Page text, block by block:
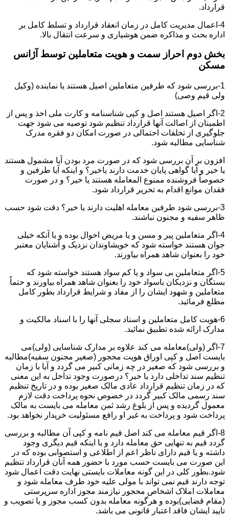
قرارداد.
4-اعمال مدیریت کامل در زمان انعقاد قرارداد و تسلط کامل بر
اداره بحث و مذاکره ضمن هوشیاری و سرعت انتقال بالا.
بخش دوم احراز سمت و هویت متعاملین توسط آژانس
مسکن
1-بررسی شود که طرفین متعاملین اصیل هستند یا نماینده (وکیل
ولی قیم وصی)
2-اگر اصیل هستند اصل و کپی شناسنامه و کارت ملی اخذ و پس از
اطمینان از اصالت آنها قرارداد تنظیم شود توصیه می شود جهت
جلوگیری از تخلفات احتمالی در صورت امکان دو فقره مدرک
شناسایی مطالبه شود.
افزون بر آن بررسی شود که در صورت مرد بودن آیا مشمول هستند
یا خیر و آیا گواهی پایان خدمت دارند یاخیر؟ و اینکه آیا طرفین و
خصوصاً فروشنده ممنوع المعامله هستند یا خیر؟ و در صورت
فقدان موانع اقدام به تحریر قرارداد شود.
3-بررسی شود طرفین معامله اهلیت دارند یا خیر؟ دقت شود حسب
ظاهر سفیه و مجنون نباشند.
4-اگر متعاملین پیر و مسن و یا مریض احوال بوده و یا آنکه خیلی
جوان هستند خواسته شود که خویشاوندان نزدیک و آشنایان معتبر
خود را بعنوان شاهد همراه بیاورند.
5-اگر متعاملین بی سواد و یا کم سواد هستند خواسته شود که
بستگان و نزدیکان باسواد خود را بعنوان شاهد همراه بیاورند و حتماً
متعاملین و شهود ایشان را از مفاد و شرایط قرارداد بطور کامل
مطلع فرمائید.
6-هویت کامل متعاملین و اسناد سجلی آنها را با اسناد مالکیت و
مدارک ارائه شده تطبیق نمائید.
7-اگر (ولی)معامله می کند علاوه بر مدارک شناسایی (ولی)می
بایست اصل و کپی اوراق هویت محجور (صغیر مجنون سفیه)مطالبه
و بررسی شود که صغیر در چه زمانی کبیر می گردد و آیا با زمان
تنظیم سند تداخلی دارد یا خیر؟ درصورت وجود تداخل به این معنی
که در زمان تنظیم قرارداد عادی مالک صغیر بوده و در تاریخ تنظیم
سند رسمی مالک کبیر گردد در خصوص نحوه پرداخت دقت لازم
معمول گردیده و پس از بلوغ رشد ثمن معامله می بایست به مالک
پرداخت شود و پرداخت به غیر او رافع مسئولیت خریدار نخواهد بود.
8-اگر قیم معامله می کند اصل قیم نامه و کپی آن مطالبه و بررسی
گردد قیم به تنهایی حق معامله دارد و یا اینکه قیم دیگری وجود
داشته و یا قیم دارای ناظر اعم از اطلاعی و استصوابی بوده که در
این صورت می بایست حسب مورد با حضور همه آنان قرارداد تنظیم
شود.بطور کلی در این گونه معاملات بایستی نهایت دقت اعمال شود
توجه دارند قیم نمی تواند با مولی علیه خود طرف معامله شود و
معاملات املاک اشخاص محجور نیازمند مجوز اداره سرپرستی
(مقام قضایی)بوده و هرگونه معامله بدون کسب مجوز و یا تصویب و
تایید ایشان فاقد اعتبار قانونی می باشد.